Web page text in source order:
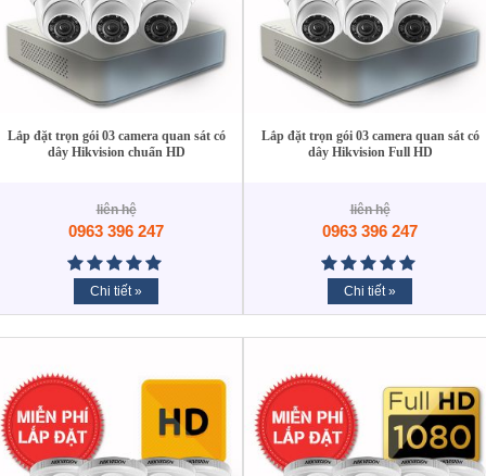
Lắp đặt trọn gói 03 camera quan sát có
dây Hikvision chuẩn HD
liên hệ
0963 396 247
Chi tiết »
Lắp đặt trọn gói 03 camera quan sát có
dây Hikvision Full HD
liên hệ
0963 396 247
Chi tiết »